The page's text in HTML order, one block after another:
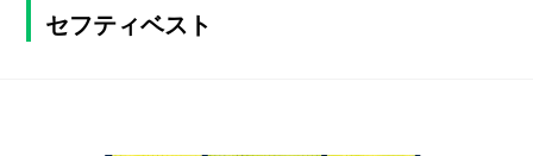
セフティベスト